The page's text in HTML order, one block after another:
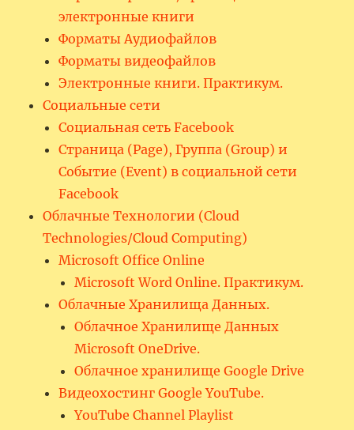
электронные книги
Форматы Аудиофайлов
Форматы видеофайлов
Электронные книги. Практикум.
Социальные сети
Социальная сеть Facebook
Страница (Page), Группа (Group) и
Событие (Event) в социальной сети
Facebook
Облачные Технологии (Cloud
Technologies/Cloud Computing)
Microsoft Office Online
Microsoft Word Online. Практикум.
Облачные Хранилища Данных.
Облачное Хранилище Данных
Microsoft OneDrive.
Облачное хранилище Google Drive
Видеохостинг Google YouTube.
YouTube Channel Playlist